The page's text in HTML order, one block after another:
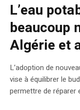
L’eau
beaucoup
Algérie et
L’adoption de
vise à équilibrer le
permettre de réparer